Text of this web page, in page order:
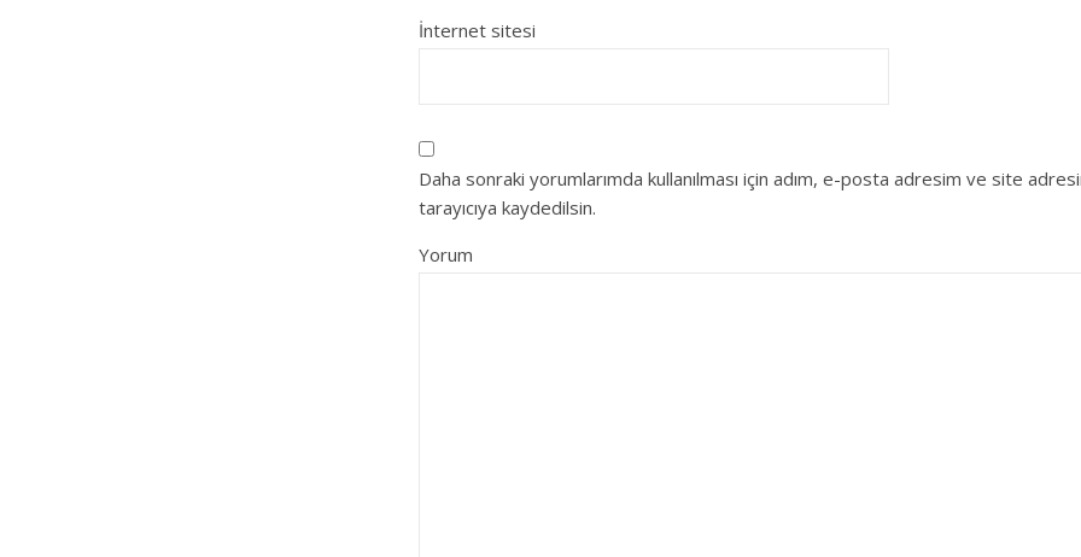
İnternet sitesi
Daha sonraki yorumlarımda kullanılması için adım, e-posta adresim ve site
tarayıcıya kaydedilsin.
Yorum